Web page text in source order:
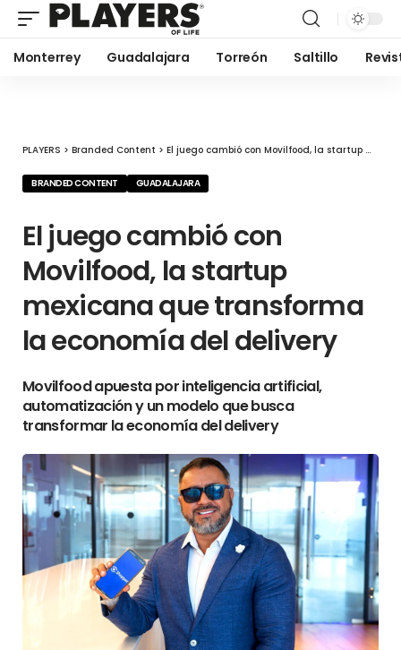
Monterrey Guadalajara Torreón Saltillo
PLAYERS > Branded Content > El juego cambió con Movilfood, la startup mexicana que transforma la economía del delivery
BRANDED CONTENT GUADALAJARA
El juego cambió con
Movilfood, la startup
mexicana que transforma
la economía del delivery
Movilfood apuesta por inteligencia artificial,
automatización y un modelo que busca
transformar la economía del delivery